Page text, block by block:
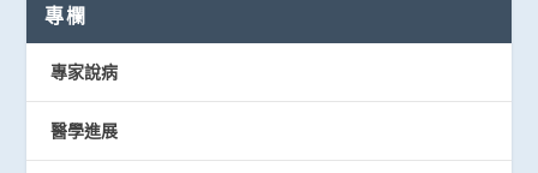
專欄
專家說病
醫學進展